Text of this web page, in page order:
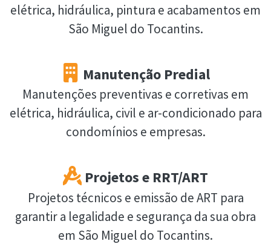
elétrica, hidráulica, pintura e acabamentos em
São Miguel do Tocantins.
Manutenção Predial
Manutenções preventivas e corretivas em
elétrica, hidráulica, civil e ar-condicionado para
condomínios e empresas.
Projetos e RRT/ART
Projetos técnicos e emissão de ART para
garantir a legalidade e segurança da sua obra
em São Miguel do Tocantins.